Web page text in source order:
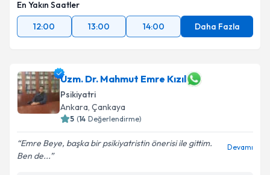
En Yakın Saatler
12:00
13:00 14:00 Daha Fazla
Uzm. Dr. Mahmut Emre Kızıl
Psikiyatri
Ankara, Çankaya
5 (14 Değerlendirme)
Emre Beye, başka bir psikiyatristin önerisi ile gittim.
Ben de...
Devamı